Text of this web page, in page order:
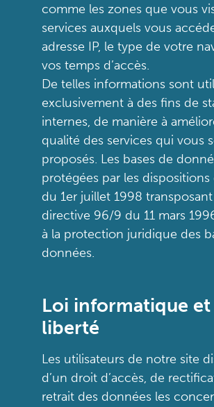
comme les zones que vous
services auxquels vous
adresse IP, le type de votre
vos temps d’accès.
De telles informations sont
exclusivement à des fins de
internes, de manière à
qualité des services qui vous
proposés. Les bases de
protégées par les dispositions
du 1er juillet 1998 transposant
directive 96/9 du 11 mars
à la protection juridique des
données.
Loi informatique et
liberté
Les utilisateurs de notre site
d’un droit d’accès, de
retrait des données les